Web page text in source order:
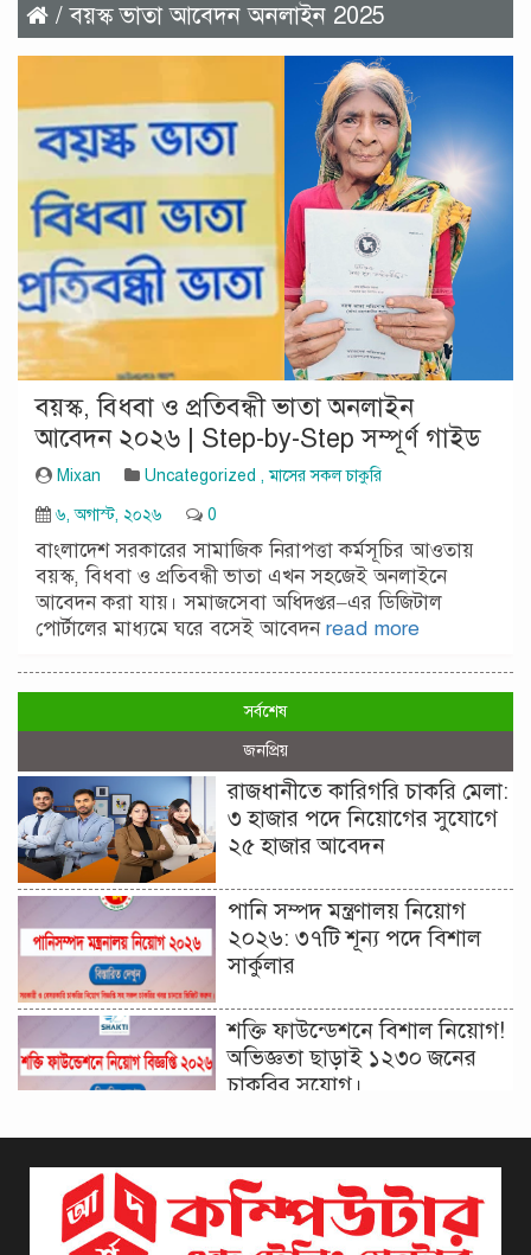
/ বয়স্ক ভাতা আবেদন অনলাইন 2025
বয়স্ক, বিধবা ও প্রতিবন্ধী ভাতা অনলাইন
আবেদন ২০২৬ | Step-by-Step সম্পূর্ণ গাইড
Mixan Uncategorized ,মাসের সকল চাকুরি
৬, অগাস্ট, ২০২৬
0
বাংলাদেশ সরকারের সামাজিক নিরাপত্তা কর্মসূচির আওতায়
বয়স্ক, বিধবা ও প্রতিবন্ধী ভাতা এখন সহজেই অনলাইনে
আবেদন করা যায়। সমাজসেবা অধিদপ্তর–এর ডিজিটাল
পোর্টালের মাধ্যমে ঘরে বসেই আবেদনread more
সর্বশেষ
জনপ্রিয়
রাজধানীতে কারিগরি চাকরি মেলা:
৩ হাজার পদে নিয়োগের সুযোগে
২৫ হাজার আবেদন
পানি সম্পদ মন্ত্রণালয় নিয়োগ
২০২৬: ৩৭টি শূন্য পদে বিশাল
সার্কুলার
শক্তি ফাউন্ডেশনে বিশাল নিয়োগ!
অভিজ্ঞতা ছাড়াই ১২৩০ জনের
চাকরির সুযোগ।
বিজ্ঞপ্তি ২০২৬ | Taxes Zone
Dinajpur Job Circular 2026